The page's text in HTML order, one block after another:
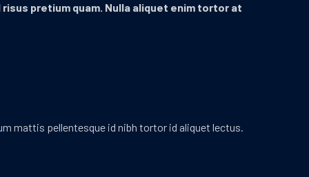
pretium quam. Nulla aliquet enim tortor at
mattis pellentesque id nibh tortor id aliquet lectus.